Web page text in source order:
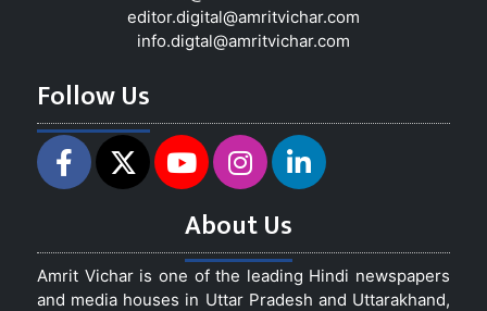
editor.digital@amritvichar.com
info.digtal@amritvichar.com
Follow Us
About Us
Amrit Vichar is one of the leading Hindi newspapers
and media houses in Uttar Pradesh and Uttarakhand,